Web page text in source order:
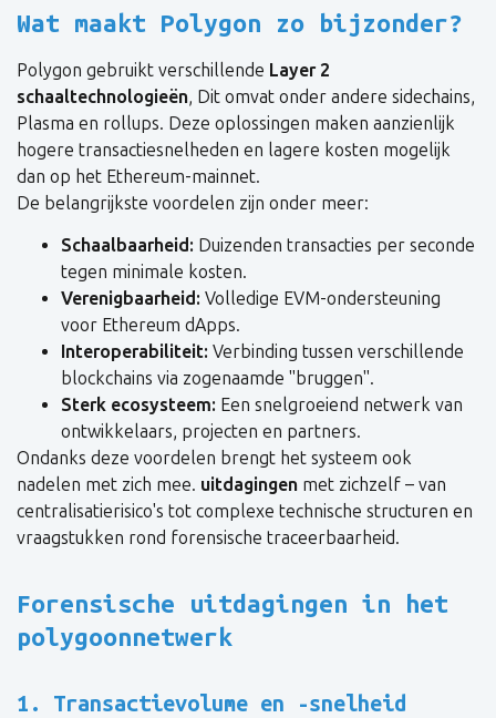
Wat maakt Polygon zo bijzonder?
Polygon gebruikt verschillende Layer 2
schaaltechnologieën, Dit omvat onder andere sidechains,
Plasma en rollups. Deze oplossingen maken aanzienlijk
hogere transactiesnelheden en lagere kosten mogelijk
dan op het Ethereum-mainnet.
De belangrijkste voordelen zijn onder meer:
Schaalbaarheid: Duizenden transacties per seconde
tegen minimale kosten.
Verenigbaarheid: Volledige EVM-ondersteuning
voor Ethereum dApps.
Interoperabiliteit: Verbinding tussen verschillende
blockchains via zogenaamde "bruggen".
Sterk ecosysteem: Een snelgroeiend netwerk van
ontwikkelaars, projecten en partners.
Ondanks deze voordelen brengt het systeem ook
nadelen met zich mee. uitdagingen met zichzelf – van
centralisatierisico's tot complexe technische structuren en
vraagstukken rond forensische traceerbaarheid.
Forensische uitdagingen in het
polygoonnetwerk
1. Transactievolume en -snelheid